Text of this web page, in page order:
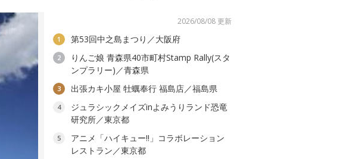
2026/08/08 更新
1 第53回中之島まつり／大阪府
2
りんご娘 青森県40市町村Stamp Rally(スタ
ンプラリー)／青森県
3 出張カキ小屋 牡蠣奉行 福島店／福島県
4
ジュラシックメイズinよみうりランド恐竜
研究所／東京都
5
アニメ「ハイキュー!!」コラボレーション
レストラン／東京都